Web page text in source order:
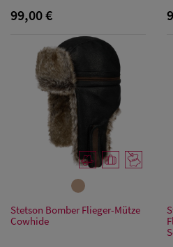
Herren Caps
99,00 €
Stetson Bomber Flieger-Mütze
Cowhide